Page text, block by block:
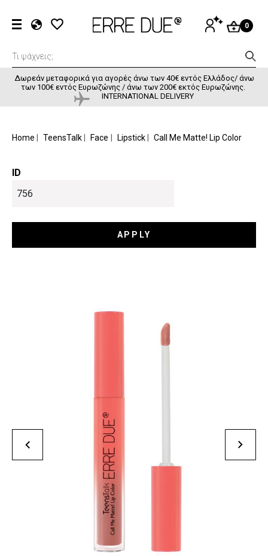
EN
FR
User
ΕΊΣΟΔΟΣ0
Δωρεάν μεταφορικά για αγορές άνω των 40€ εντός Ελλάδος/ άνω
των 100€ εντός Ευρωζώνης / άνω των 200€ εκτός Ευρωζώνης.
INTERNATIONAL DELIVERY
BREADCRUMB
Home TeensTalk Face Lipstick Call Me Matte! Lip Color
ID